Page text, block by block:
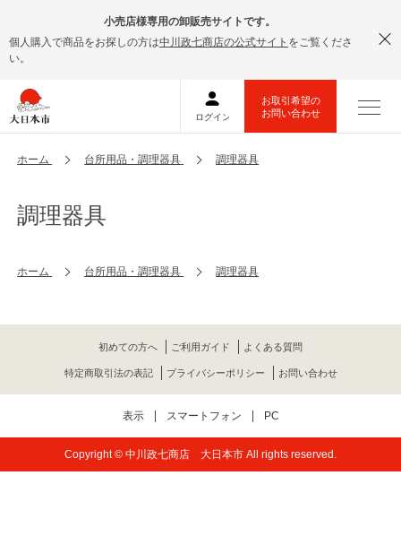
小売店様専用の卸販売サイトです。
個人購入で商品をお探しの方は中川政七商店の公式サイト をご覧くださ
い。
ホーム 台所用品・調理器具 調理器具
調理器具
ホーム 台所用品・調理器具 調理器具
初めての方へ ご利用ガイド よくある質問
特定商取引法の表記 プライバシーポリシー お問い合わせ
表示 スマートフォン PC
Copyright © 中川政七商店 大日本市 All rights reserved.